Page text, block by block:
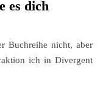
es dich
Buchreihe nicht, aber
ich in Divergent